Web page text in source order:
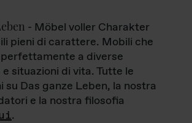
- Möbel voller Charakter
pieni di carattere. Mobili che
a diverse
situazioni di vita. Tutte le
su Das ganze Leben, la nostra
e la nostra filosofia
.